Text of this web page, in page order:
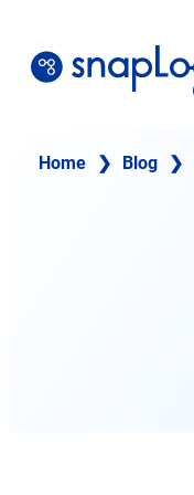
contenuto
Home ❯ Blog ❯